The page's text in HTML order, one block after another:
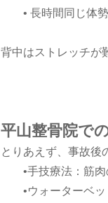
• 長時間同じ体
背中はストレッチが
平山整骨院で
とりあえず、事故後
•手技療法：筋
•ウォーターベ